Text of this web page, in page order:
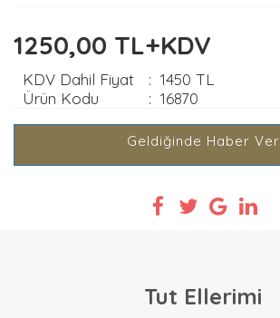
1250,00 TL+KDV
KDV Dahil Fiyat : 1450 TL
Ürün Kodu
: 16870
Geldiğinde Haber Ver
Tut Ellerimi